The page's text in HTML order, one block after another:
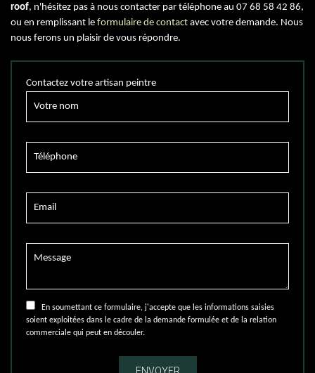
roof, n'hésitez pas à nous contacter par téléphone au 07 68 58 42 86,
ou en remplissant le formulaire de contact avec votre demande. Nous
nous ferons un plaisir de vous répondre.
Contactez votre artisan peintre
En soumettant ce formulaire, j'accepte que les informations saisies
soient exploitées dans le cadre de la demande formulée et de la relation
commerciale qui peut en découler.